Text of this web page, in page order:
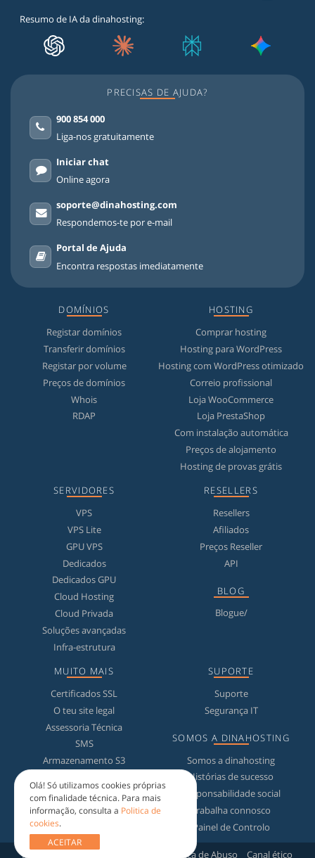
Resumo de IA da dinahosting:
PRECISAS DE AJUDA?
900 854 000
Liga-nos gratuitamente
Iniciar chat
Online agora
soporte@dinahosting.com
Respondemos-te por e-mail
Portal de Ajuda
Encontra respostas imediatamente
DOMÍNIOS
Registar domínios
Transferir domínios
Registar por volume
Preços de domínios
Whois
RDAP
HOSTING
Comprar hosting
Hosting para WordPress
Hosting com WordPress otimizado
Correio profissional
Loja WooCommerce
Loja PrestaShop
Com instalação automática
Preços de alojamento
Hosting de provas grátis
SERVIDORES
VPS
VPS Lite
GPU VPS
Dedicados
Dedicados GPU
Cloud Hosting
Cloud Privada
Soluções avançadas
Infra-estrutura
RESELLERS
Resellers
Afiliados
Preços Reseller
API
BLOG
Blogue/
MUITO MAIS
Certificados SSL
O teu site legal
Assessoria Técnica
SMS
Armazenamento S3
Licenças Microsoft
SUPORTE
Suporte
Segurança IT
SOMOS A DINAHOSTING
Somos a dinahosting
Histórias de sucesso
Responsabilidade social
Trabalha connosco
Painel de Controlo
Aviso Legal Política de Abuso Canal ético
Olá! Só utilizamos cookies próprias
com finalidade técnica. Para mais
informação, consulta a Politica de
cookies.
ACEITAR